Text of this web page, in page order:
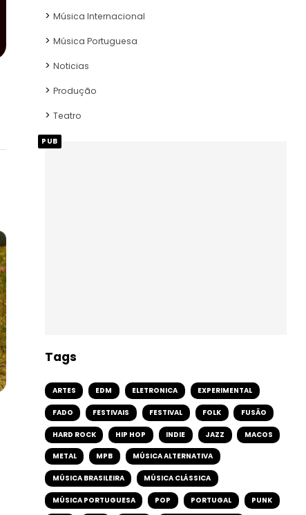
Música Internacional
Música Portuguesa
Noticias
Produção
Teatro
PUB
Tags
ARTES EDM ELETRONICA EXPERIMENTAL
FADO FESTIVAIS FESTIVAL FOLK FUSÃO
HARD ROCK HIP HOP INDIE JAZZ MACOS
METAL MPB MÚSICA ALTERNATIVA
MÚSICA BRASILEIRA MÚSICA CLÁSSICA
MÚSICA PORTUGUESA POP PORTUGAL PUNK